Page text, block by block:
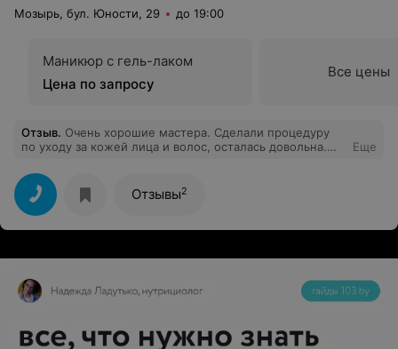
Мозырь, бул. Юности, 29 до 19:00
Маникюр с гель-лаком
Цена по запросу
Все цены
Отзыв. Очень хорошие мастера. Сделали процедуру
по уходу за кожей лица и волос, осталась довольна.
Еще
Отзывы2